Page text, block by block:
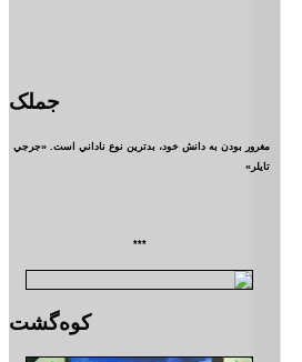
جملک
مغرور بودن به دانش خود، بدترين نوع ناداني است. «جرجي
تايلر»
***
کوه‌گشت